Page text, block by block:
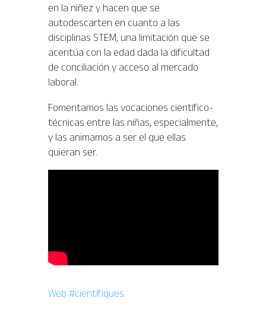
en la niñez y hacen que se
autodescarten en cuanto a las
disciplinas STEM, una limitación que se
acentúa con la edad dada la dificultad
de conciliación y acceso al mercado
laboral.
Fomentamos las vocaciones científico-
técnicas entre las niñas, especialmente,
y las animamos a ser el que ellas
quieran ser.
Web #científiques